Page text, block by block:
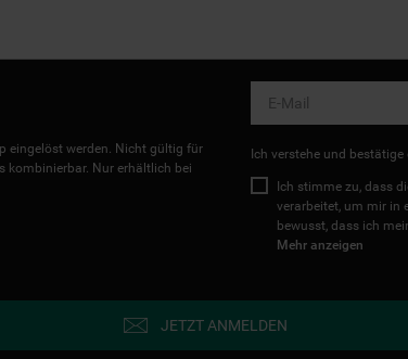
eingelöst werden. Nicht gültig für
kombinierbar. Nur erhältlich bei
Ich verstehe und
Ich stimme zu, dass
verarbeitet, um mir in
bewusst, dass ich
Mehr anzeigen
JETZT ANMELDEN